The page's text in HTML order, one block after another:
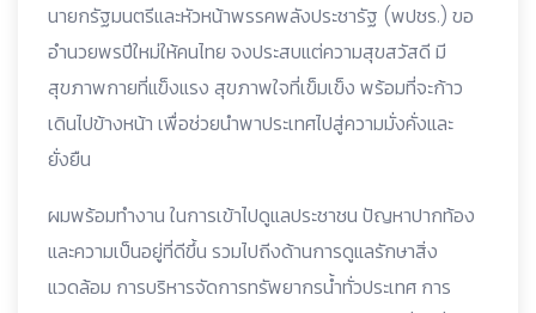
นายกรัฐมนตรีและหัวหน้าพรรคพลังประชารัฐ (พปชร.) ขอ
อำนวยพรปีใหม่ให้คนไทย จงประสบแต่ความสุขสวัสดี มี
สุขภาพกายที่แข็งแรง สุขภาพใจที่เข็มเข็ง พร้อมที่จะก้าว
เดินไปข้างหน้า เพื่อช่วยนำพาประเทศไปสู่ความมั่งคั่งและ
ยั่งยืน
ผมพร้อมทำงาน ในการเข้าไปดูแลประชาชน ปัญหาปากท้อง
และความเป็นอยู่ที่ดีขึ้น รวมไปถีงด้านการดูแลรักษาสิ่ง
แวดล้อม การบริหารจัดการทรัพยากรน้ำทั่วประเทศ การ